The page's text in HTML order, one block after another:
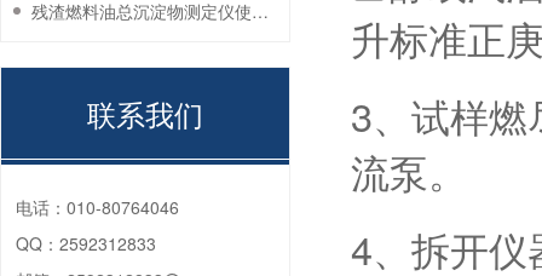
升标准正
3、试样
流泵。
4、拆开
残渣燃料油总沉淀物测定仪使用注意事项
联系我们
电话： 010-80764046
QQ： 2592312833